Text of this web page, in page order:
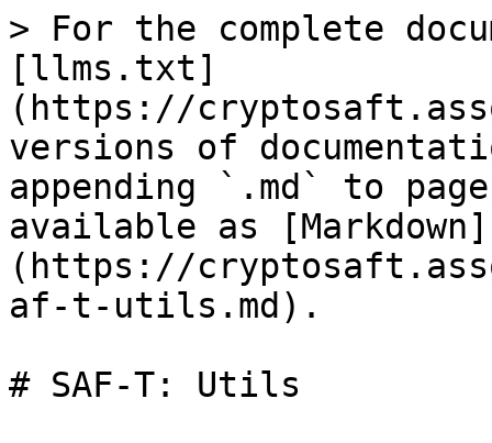
> For the complete
[llms.txt]
(https://
versions of
appending `.md` to
available as [Markdown]
(https://
af-t-utils.md).
# SAF-T: Utils